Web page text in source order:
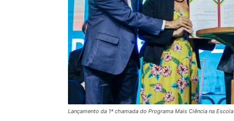
Lançamento da 1ª chamada do Programa Mais Ciência na Escola